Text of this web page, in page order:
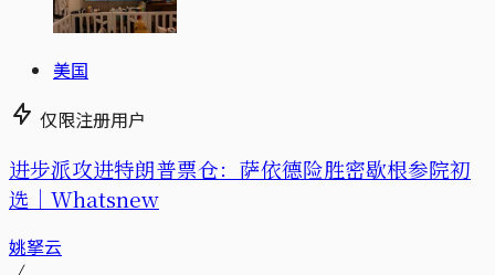
美国
仅限注册用户
进步派攻进特朗普票仓：萨依德险胜密歇根参院初
选｜Whatsnew
姚拏云